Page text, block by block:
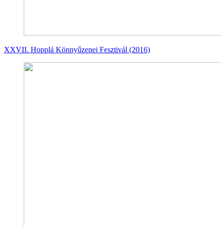
XXVII. Hopplá Könnyűzenei Fesztivál (2016)